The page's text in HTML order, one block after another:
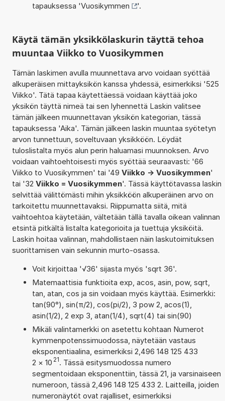
tapauksessa 'Vuosikymmen '.
Käytä tämän yksikkölaskurin täyttä tehoa
muuntaa Viikko to Vuosikymmen
Tämän laskimen avulla muunnettava arvo voidaan syöttää
alkuperäisen mittayksikön kanssa yhdessä, esimerkiksi '525
Viikko'. Tätä tapaa käytettäessä voidaan käyttää joko
yksikön täyttä nimeä tai sen lyhennettä Laskin valitsee
tämän jälkeen muunnettavan yksikön kategorian, tässä
tapauksessa 'Aika'. Tämän jälkeen laskin muuntaa syötetyn
arvon tunnettuun, soveltuvaan yksikköön. Löydät
tuloslistalta myös alun perin haluamasi muunnoksen. Arvo
voidaan vaihtoehtoisesti myös syöttää seuraavasti: '66
Viikko to Vuosikymmen' tai '49 Viikko -> Vuosikymmen'
tai '32 Viikko = Vuosikymmen'. Tässä käyttötavassa laskin
selvittää välittömästi mihin yksikköön alkuperäinen arvo on
tarkoitettu muunnettavaksi. Riippumatta siitä, mitä
vaihtoehtoa käytetään, vältetään tällä tavalla oikean valinnan
etsintä pitkältä listalta kategorioita ja tuettuja yksiköitä.
Laskin hoitaa valinnan, mahdollistaen näin laskutoimituksen
suorittamisen vain sekunnin murto-osassa.
Voit kirjoittaa '√36' sijasta myös 'sqrt 36'.
Matemaattisia funktioita exp, acos, asin, pow, sqrt,
tan, atan, cos ja sin voidaan myös käyttää. Esimerkki:
tan(90°), sin(π/2), cos(pi/2), 3 pow 2, acos(1),
asin(1/2), 2 exp 3, atan(1/4), sqrt(4) tai sin(90)
Mikäli valintamerkki on asetettu kohtaan Numerot
kymmenpotenssimuodossa, näytetään vastaus
eksponentiaalina, esimerkiksi 2,496 148 125 433
2 × 10 21. Tässä esitysmuodossa numero
segmentoidaan eksponenttiin, tässä 21, ja varsinaiseen
numeroon, tässä 2,496 148 125 433 2. Laitteilla, joiden
numeronäytöt ovat rajalliset, esimerkiksi